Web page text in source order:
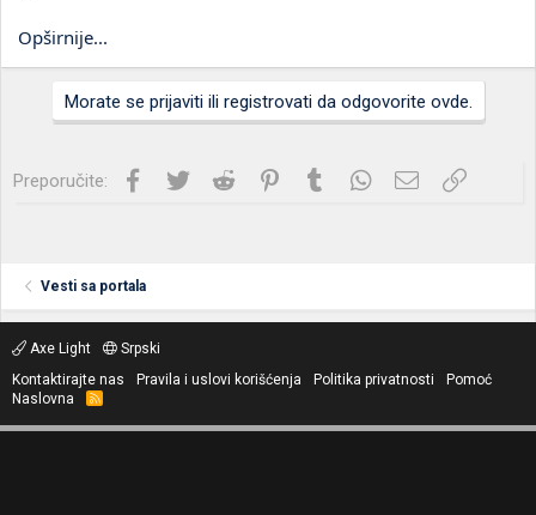
Opširnije...
Morate se prijaviti ili registrovati da odgovorite ovde.
Preporučite: Facebook
Twitter Reddit PinterestTumblrWhatsApp
Imejl Link
Vesti sa portala
Axe Light
Srpski
Kontaktirajte nas
Pravila i uslovi korišćenja Politika privatnosti
Pomoć
Naslovna
R
S